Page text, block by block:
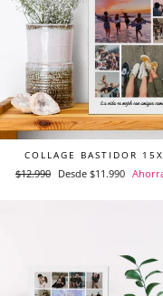
COLLAGE BASTIDOR
Precio
$12.990 Precio
Desde $11.990